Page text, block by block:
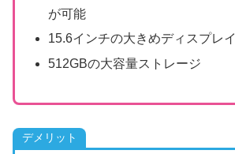
が可能
15.6インチの大きめディスプレイ
512GBの大容量ストレージ
デメリット